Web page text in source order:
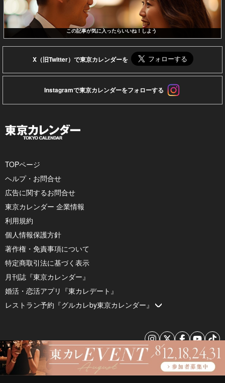
この記事が気に入ったらいいね！しよう
X（旧Twitter）で東京カレンダーを
Instagramで東京カレンダーをフォローする
TOPページ
ヘルプ・お問合せ
広告に関するお問合せ
東京カレンダー 企業情報
利用規約
個人情報保護方針
著作権・免責事項について
特定商取引法に基づく表示
月刊誌『東京カレンダー』
婚活・恋活アプリ『東カレデート』
レストラン予約『グルカレby東京カレンダー』
© 2026 by Tokyo Calendar, Inc.